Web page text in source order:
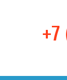
+7